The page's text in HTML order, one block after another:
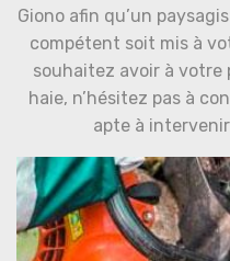
Giono afin qu’un
compétent soit mis à
souhaitez avoir à
haie, n’hésitez pas à
apte à